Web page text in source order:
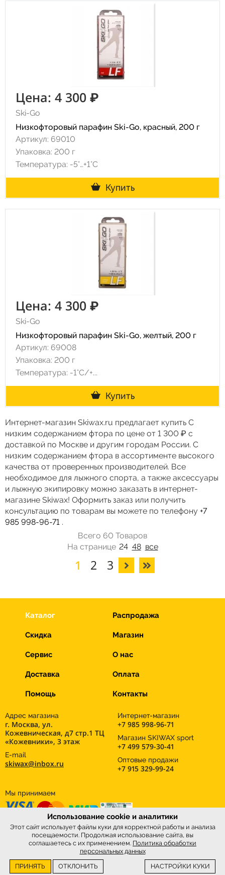
Цена: 4 300 ₽
Ski-Go
Низкофторовый парафин Ski-Go, красный, 200 г
Артикул: 69010
Упаковка: 200 г
Температура: -5°…+1°C
Купить
Цена: 4 300 ₽
Ski-Go
Низкофторовый парафин Ski-Go, желтый, 200 г
Артикул: 69008
Упаковка: 200 г
Температура: -1°C/+...
Купить
Интернет-магазин Skiwax.ru предлагает купить С
низким содержанием фтора по цене от 1 300 ₽ с
доставкой по Москве и другим городам России. С
низким содержанием фтора в ассортименте высокого
качества от проверенных производителей. Все
необходимое для лыжного спорта, а также аксессуары
и лыжную экипировку можно заказать в интернет-
магазине Skiwax! Оформить заказ или получить
консультацию по товарам вы можете по телефону +7
985 998-96-71 .
1 2 3
Всего 60 Товаров
На странице 24 48 все
Каталог Распродажа
Скидка Магазин
Сервис О нас
Доставка Оплата
Помощь Контакты
Интернет-магазинSkiWax.ru © 2026
Адрес магазина
г. Москва, ул.
Кожевническая, д7 стр.1 ТЦ
«Кожевники», 3 этаж
E-mail
skiwax@inbox.ru
Интернет-магазин
+7 985 998-96-71
Магазин SKIWAX sport
+7 499 579-30-41
Оптовые продажи
+7 915 329-99-24
Мы принимаем
Использование cookie и аналитики
Этот сайт использует файлы куки для корректной работы и анализа
посещаемости. Продолжая использование сайта, вы
соглашаетесь с их применением. Политика обработки
персональных данных
ПРИНЯТЬ
ОТКЛОНИТЬ НАСТРОЙКИ КУКИ